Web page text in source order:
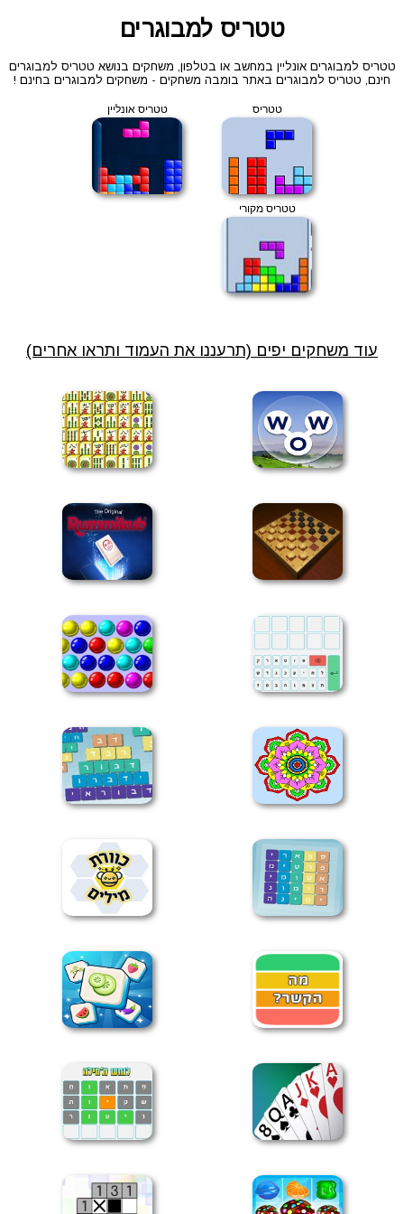
טטריס למבוגרים
טטריס למבוגרים אונליין במחשב או בטלפון, משחקים בנושא טטריס למבוגרים
חינם, טטריס למבוגרים באתר בומבה משחקים - משחקים למבוגרים בחינם !
טטריס טטריס אונליין
טטריס מקורי
עוד משחקים יפים (תרעננו את העמוד ותראו אחרים)